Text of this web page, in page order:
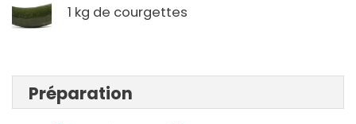
1 kg de courgettes
Préparation